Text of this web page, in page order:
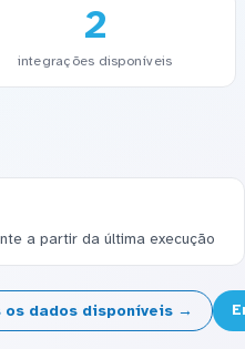
2
integrações disponíveis
a partir da última execução
os dados disponíveis →